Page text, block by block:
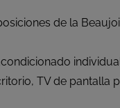
de la
TV de